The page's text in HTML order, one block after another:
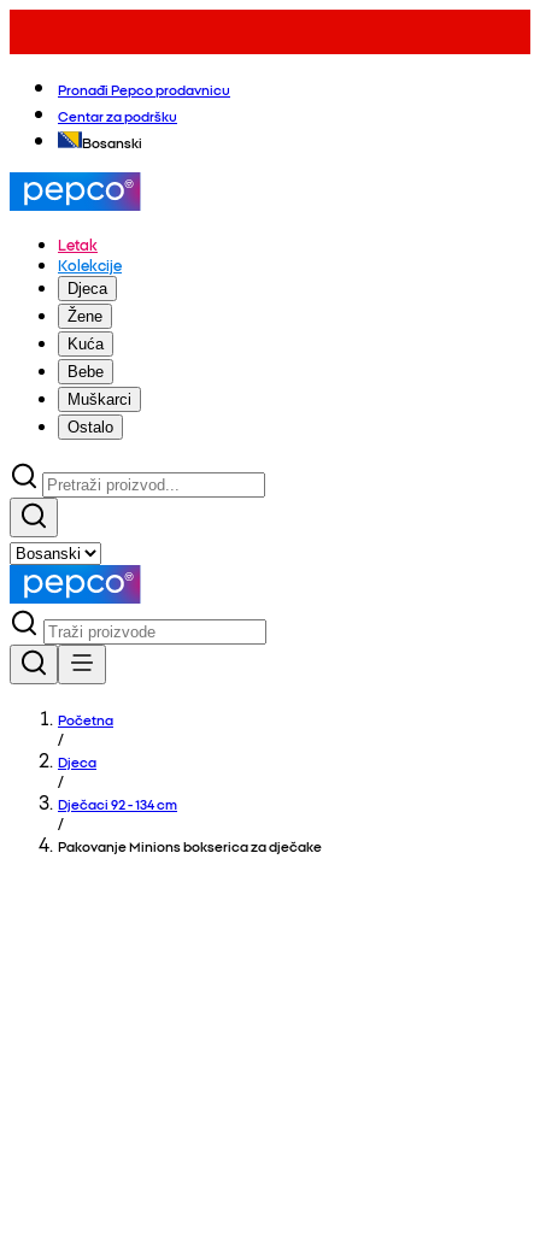
Pronađi Pepco prodavnicu
Centar za podršku
Bosanski
Letak
Kolekcije
Djeca
Žene
Kuća
Bebe
Muškarci
Ostalo
Početna
/
Djeca
/
Dječaci 92 - 134 cm
/
Pakovanje Minions bokserica za dječake